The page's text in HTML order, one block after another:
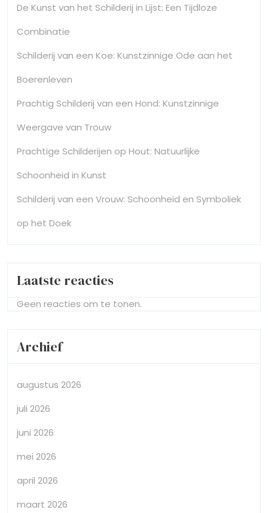
De Kunst van het Schilderij in Lijst: Een Tijdloze
Combinatie
Schilderij van een Koe: Kunstzinnige Ode aan het
Boerenleven
Prachtig Schilderij van een Hond: Kunstzinnige
Weergave van Trouw
Prachtige Schilderijen op Hout: Natuurlijke
Schoonheid in Kunst
Schilderij van een Vrouw: Schoonheid en Symboliek
op het Doek
Laatste reacties
Geen reacties om te tonen.
Archief
augustus 2026
juli 2026
juni 2026
mei 2026
april 2026
maart 2026